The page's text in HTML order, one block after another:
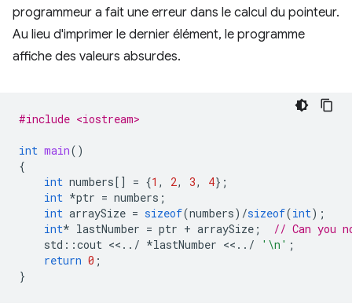
programmeur a fait une erreur dans le calcul du pointeur.
Au lieu d'imprimer le dernier élément, le programme
affiche des valeurs absurdes.
#include <iostream>
int main()
{
int numbers [] = {1 , 2, 3, 4};
int *ptr = numbers ;
int arraySize = sizeof(numbers) /sizeof(int);
int* lastNumber = ptr + arraySize ;
// Can you
std ::cout << .. / *lastNumber << .. / '\n' ;
return 0 ;
}